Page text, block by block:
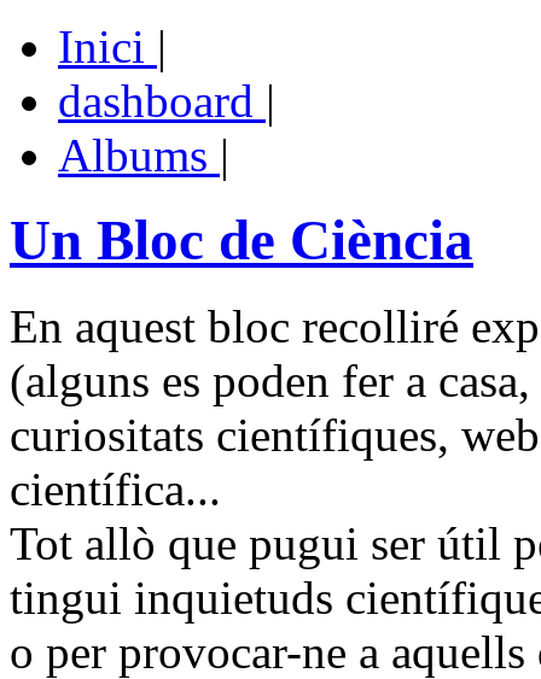
Inici |
dashboard |
Albums |
Un Bloc de Ciència
En aquest bloc recolliré
(alguns es poden fer a
curiositats científiques,
científica...
Tot allò que pugui ser útil
tingui inquietuds
o per provocar-ne a